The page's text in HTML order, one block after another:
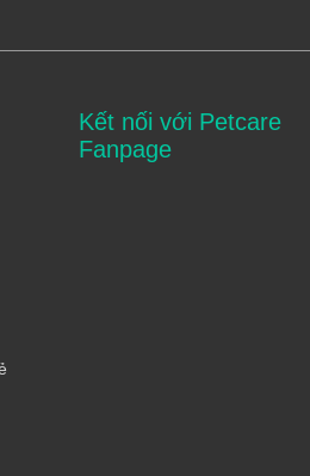
Kết nối với Petcare
Fanpage